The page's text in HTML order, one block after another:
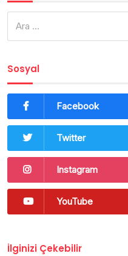
Sosyal
Facebook
Twitter
Instagram
YouTube
İlginizi Çekebilir